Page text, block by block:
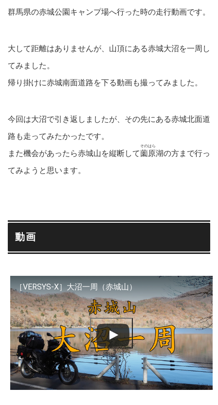
群馬県の赤城公園キャンプ場へ行った時の走行動画です。
大して距離はありませんが、山頂にある赤城大沼を一周し
てみました。
帰り掛けに赤城南面道路を下る動画も撮ってみました。
今回は大沼で引き返しましたが、その先にある赤城北面道
路も走ってみたかったです。
また機会があったら赤城山を縦断して薗原
そのはら
湖の方まで行っ
てみようと思います。
動画
［VERSYS-X］大沼一周（赤城山）